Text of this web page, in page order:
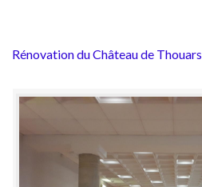
Rénovation du Château de Thouars